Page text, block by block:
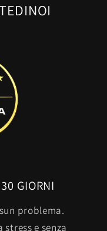
GIORNI
problema.
e senza